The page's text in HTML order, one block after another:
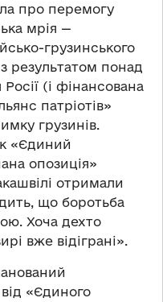
про перемогу
мрія —
грузинського
з результатом понад
(і фінансована
патріотів»
грузинів.
«Єдиний
опозиція»
отримали
що боротьба
Хоча дехто
вже відіграні».
«Єдиного